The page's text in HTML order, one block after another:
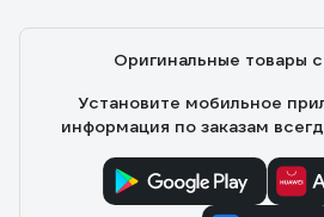
Оригинальные товары
Установите мобильное
информация по заказам